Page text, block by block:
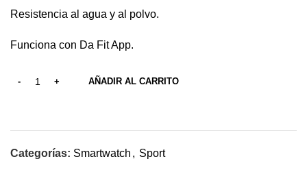
Resistencia al agua y al polvo.
Funciona con Da Fit App.
AÑADIR AL CARRITO
Categorías: Smartwatch , Sport